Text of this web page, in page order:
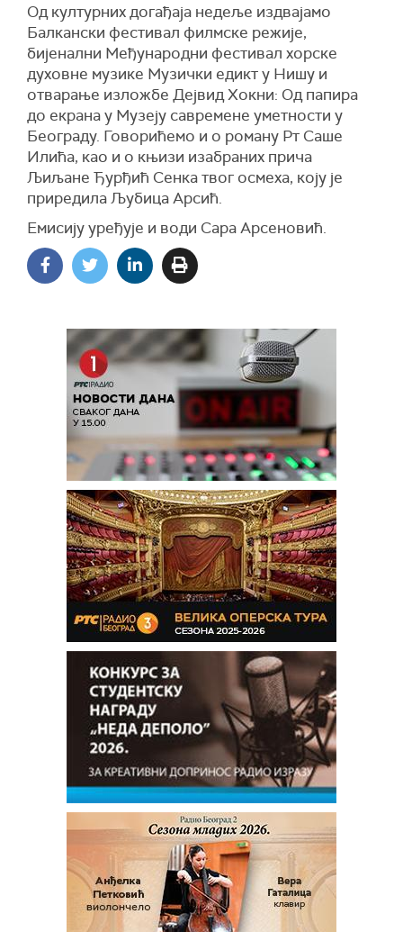
Од културних догађаја недеље издвајамо
Балкански фестивал филмске режије,
бијенални Међународни фестивал хорске
духовне музике Музички едикт у Нишу и
отварање изложбе Дејвид Хокни: Од папира
до екрана у Музеју савремене уметности у
Београду. Говорићемо и о роману Рт Саше
Илића, као и о књизи изабраних прича
Љиљане Ђурђић Сенка твог осмеха, коју је
приредила Љубица Арсић.
Емисију уређује и води Сара Арсеновић.